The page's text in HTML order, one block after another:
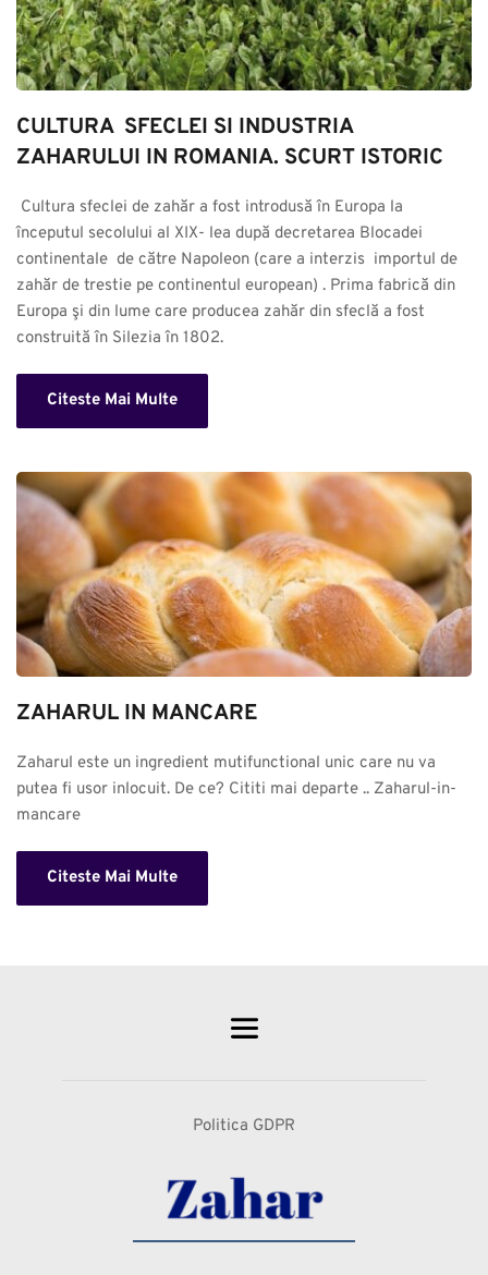
CULTURA  SFECLEI SI INDUSTRIA
ZAHARULUI IN ROMANIA. SCURT ISTORIC
începutul secolului al XIX- lea după decretarea Blocadei
continentale  de către Napoleon (care a interzis  importul de
zahăr de trestie pe continentul european) . Prima fabrică din
Europa şi din lume care producea zahăr din sfeclă a fost
construită în Silezia în 1802.
Citeste Mai Multe
ZAHARUL IN MANCARE
Zaharul este un ingredient mutifunctional unic care nu va
putea fi usor inlocuit. De ce? Cititi mai departe .. Zaharul-in-
mancare
Citeste Mai Multe
Politica GDPR